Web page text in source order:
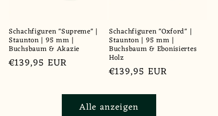
Schachfiguren "Supreme" |
Staunton | 95 mm |
Buchsbaum & Akazie
Normaler
€139,95 EUR
Schachfiguren "Oxford" |
Staunton | 95 mm |
Buchsbaum & Ebonisiertes
Holz
Normaler
€139,95 EUR
Alle anzeigen